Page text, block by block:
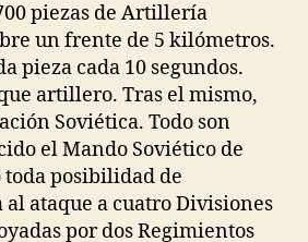
piezas de Artillería
un frente de 5 kilómetros.
pieza cada 10 segundos.
artillero. Tras el mismo,
Soviética. Todo son
el Mando Soviético de
posibilidad de
ataque a cuatro Divisiones
por dos Regimientos